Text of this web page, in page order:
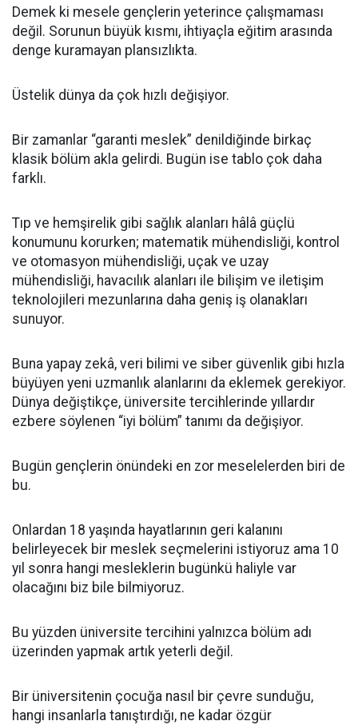
Demek ki mesele gençlerin yeterince çalışmaması
değil. Sorunun büyük kısmı, ihtiyaçla eğitim arasında
denge kuramayan plansızlıkta.
Üstelik dünya da çok hızlı değişiyor.
Bir zamanlar “garanti meslek” denildiğinde birkaç
klasik bölüm akla gelirdi. Bugün ise tablo çok daha
farklı.
Tıp ve hemşirelik gibi sağlık alanları hâlâ güçlü
konumunu korurken; matematik mühendisliği, kontrol
ve otomasyon mühendisliği, uçak ve uzay
mühendisliği, havacılık alanları ile bilişim ve iletişim
teknolojileri mezunlarına daha geniş iş olanakları
sunuyor.
Buna yapay zekâ, veri bilimi ve siber güvenlik gibi hızla
büyüyen yeni uzmanlık alanlarını da eklemek gerekiyor.
Dünya değiştikçe, üniversite tercihlerinde yıllardır
ezbere söylenen “iyi bölüm” tanımı da değişiyor.
Bugün gençlerin önündeki en zor meselelerden biri de
bu.
Onlardan 18 yaşında hayatlarının geri kalanını
belirleyecek bir meslek seçmelerini istiyoruz ama 10
yıl sonra hangi mesleklerin bugünkü haliyle var
olacağını biz bile bilmiyoruz.
Bu yüzden üniversite tercihini yalnızca bölüm adı
üzerinden yapmak artık yeterli değil.
Bir üniversitenin çocuğa nasıl bir çevre sunduğu,
hangi insanlarla tanıştırdığı, ne kadar özgür